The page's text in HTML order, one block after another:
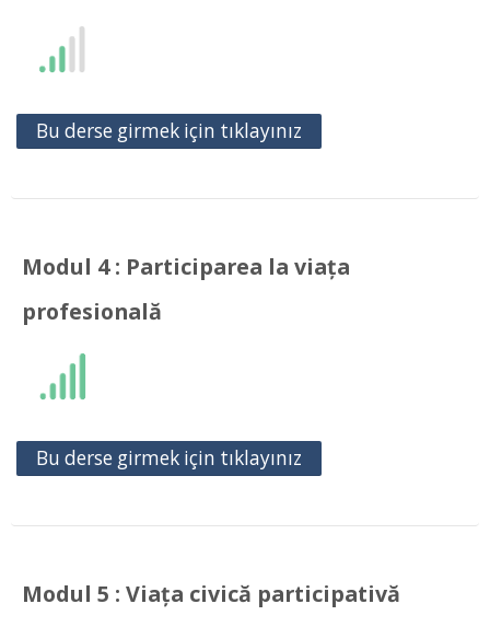
Bu derse girmek için tıklayınız
Modul 4 : Participarea la viața
profesională
Bu derse girmek için tıklayınız
Modul 5 : Viața civică participativă